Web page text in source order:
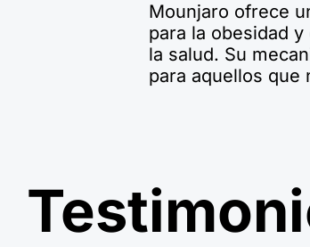
Mounjaro ofrece
para la obesidad
la salud. Su
para aquellos que